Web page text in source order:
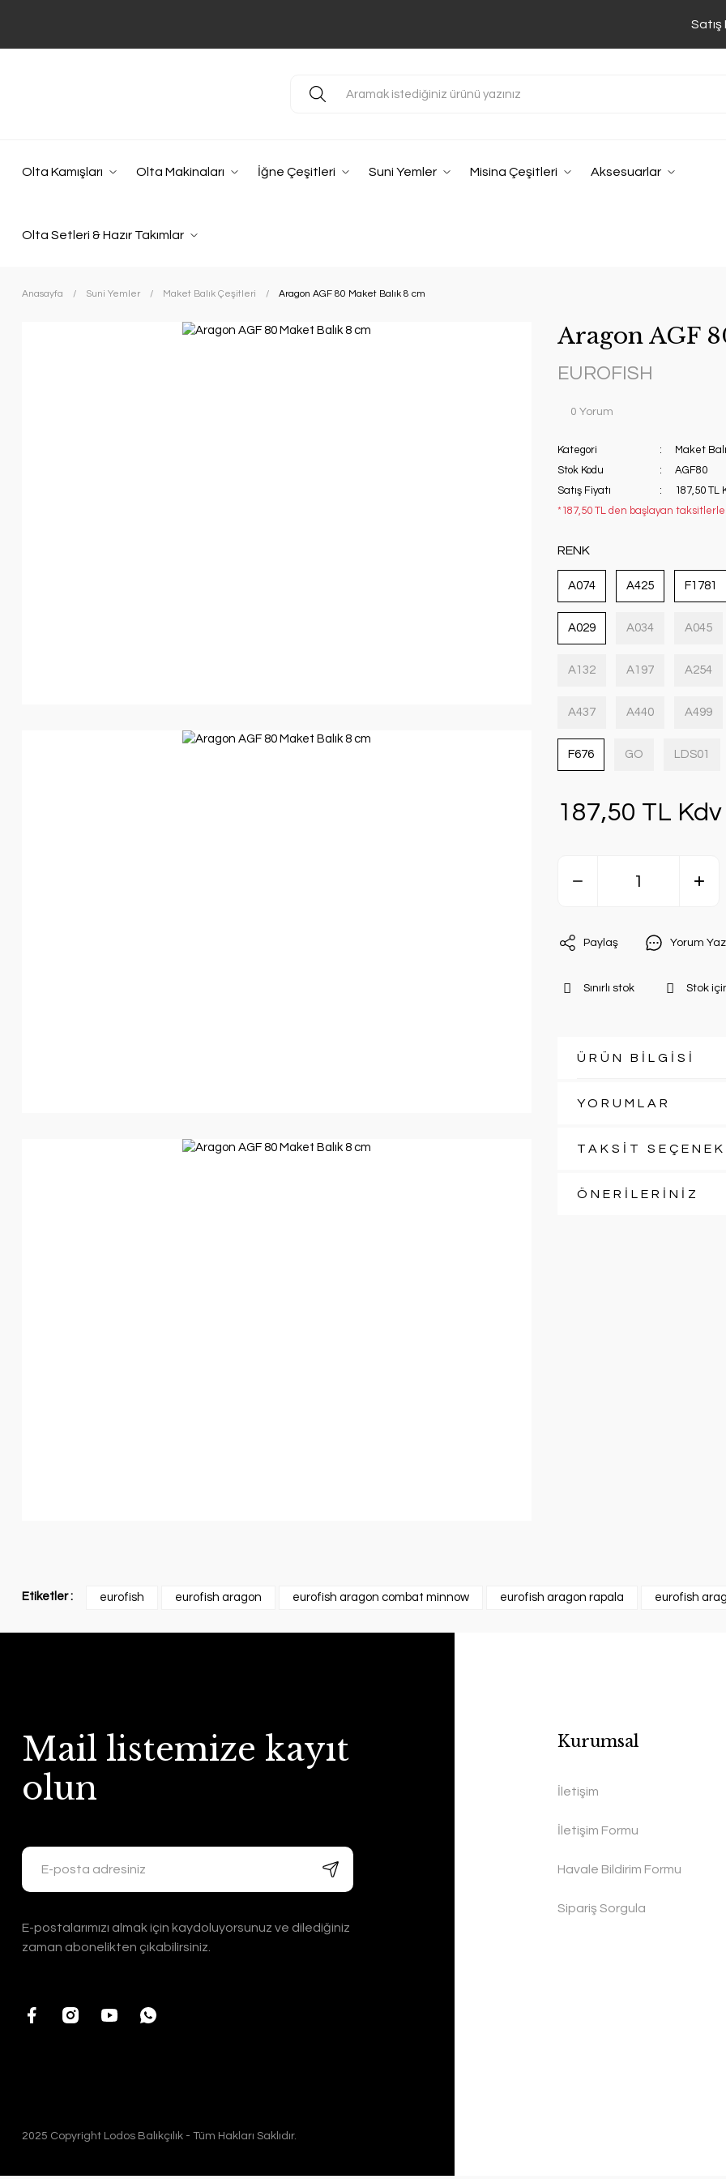
Satış
Olta Kamışları Olta Makinaları İğne Çeşitleri Suni Yemler Misina Çeşitleri Aksesuarlar
Olta Setleri & Hazır Takımlar
Anasayfa Suni Yemler Maket Balık Çeşitleri Aragon AGF 80 Maket Balık 8 cm
Aragon AGF
EUROFISH
0 Yorum
Kategori
Maket
Stok Kodu
AGF80
Satış Fiyatı
187,50 TL
*187,50 TL den başlayan
RENK
A074 A425 F1781
A029 A034 A045
A132 A197 A254
A437 A440 A499
F676 GO LDS01
187,50 TL
Paylaş Yorum Yaz
Sınırlı stok Stok
ÜRÜN BİLGİSİ
YORUMLAR
TAKSİT
ÖNERİLERİNİZ
Etiketler : eurofish eurofish aragon eurofish aragon combat minnow eurofish aragon rapala eurofish
Mail listemize kayıt
olun
E-postalarımızı almak için kaydoluyorsunuz ve dilediğiniz
zaman abonelikten çıkabilirsiniz.
Kurumsal
İletişim
İletişim Formu
Havale Bildirim Formu
Sipariş Sorgula
2025 Copyright Lodos Balıkçılık - Tüm Hakları Saklıdır.